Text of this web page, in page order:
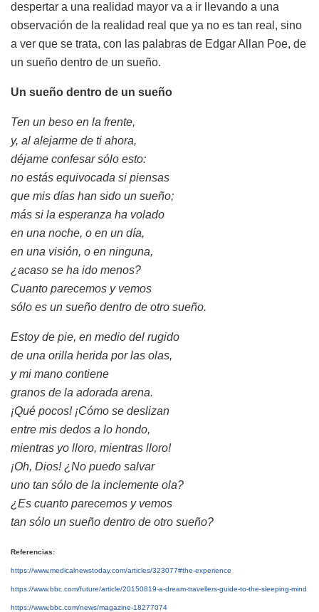
despertar a una realidad mayor va a ir llevando a una
observación de la realidad real que ya no es tan real, sino
a ver que se trata, con las palabras de Edgar Allan Poe, de
un sueño dentro de un sueño.
Un sueño dentro de un sueño
Ten un beso en la frente,
y, al alejarme de ti ahora,
déjame confesar sólo esto:
no estás equivocada si piensas
que mis días han sido un sueño;
más si la esperanza ha volado
en una noche, o en un día,
en una visión, o en ninguna,
¿acaso se ha ido menos?
Cuanto parecemos y vemos
sólo es un sueño dentro de otro sueño.
Estoy de pie, en medio del rugido
de una orilla herida por las olas,
y mi mano contiene
granos de la adorada arena.
¡Qué pocos! ¡Cómo se deslizan
entre mis dedos a lo hondo,
mientras yo lloro, mientras lloro!
¡Oh, Dios! ¿No puedo salvar
uno tan sólo de la inclemente ola?
¿Es cuanto parecemos y vemos
tan sólo un sueño dentro de otro sueño?
Referencias:
https://www.medicalnewstoday.com/articles/323077#the-experience
https://www.bbc.com/future/article/20150819-a-dream-travellers-guide-to-the-sleeping-mind
https://www.bbc.com/news/magazine-18277074